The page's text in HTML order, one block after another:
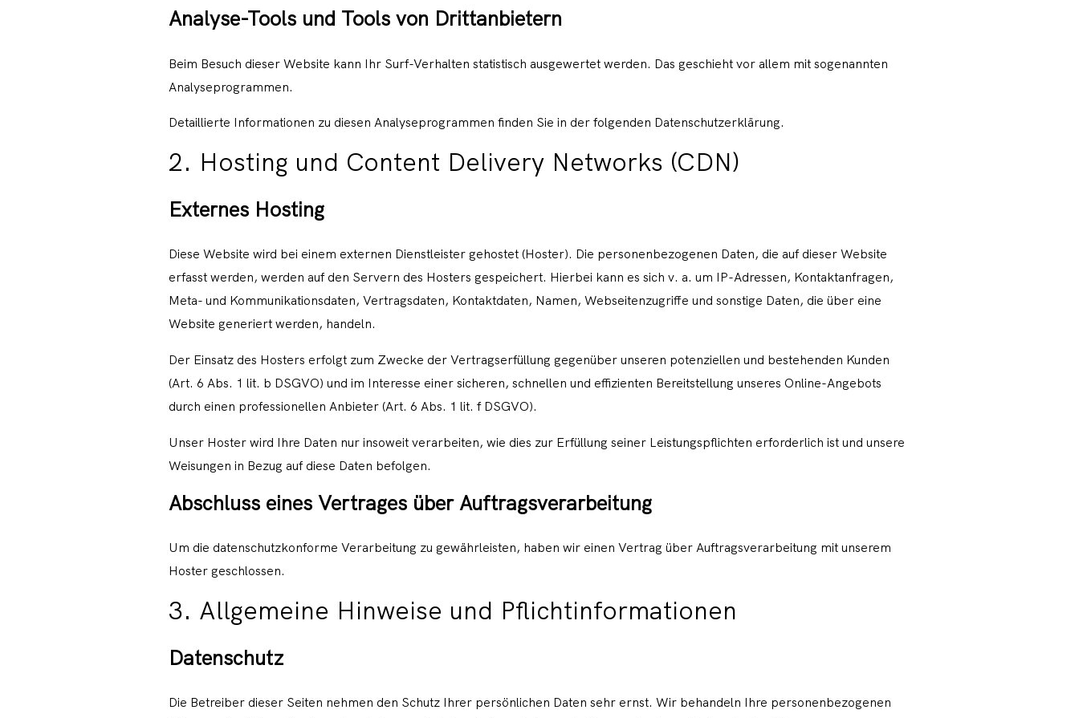
Analyse-Tools und Tools von Drittanbietern
Beim Besuch dieser Website kann Ihr Surf-Verhalten statistisch ausgewertet werden. Das geschieht vor allem mit sogenannten
Analyseprogrammen.
Detaillierte Informationen zu diesen Analyseprogrammen finden Sie in der folgenden Datenschutzerklärung.
2. Hosting und Content Delivery Networks (CDN)
Externes Hosting
Diese Website wird bei einem externen Dienstleister gehostet (Hoster). Die personenbezogenen Daten, die auf dieser Website
erfasst werden, werden auf den Servern des Hosters gespeichert. Hierbei kann es sich v. a. um IP-Adressen, Kontaktanfragen,
Meta- und Kommunikationsdaten, Vertragsdaten, Kontaktdaten, Namen, Webseitenzugriffe und sonstige Daten, die über eine
Website generiert werden, handeln.
Der Einsatz des Hosters erfolgt zum Zwecke der Vertragserfüllung gegenüber unseren potenziellen und bestehenden Kunden
(Art. 6 Abs. 1 lit. b DSGVO) und im Interesse einer sicheren, schnellen und effizienten Bereitstellung unseres Online-Angebots
durch einen professionellen Anbieter (Art. 6 Abs. 1 lit. f DSGVO).
Unser Hoster wird Ihre Daten nur insoweit verarbeiten, wie dies zur Erfüllung seiner Leistungspflichten erforderlich ist und unsere
Weisungen in Bezug auf diese Daten befolgen.
Abschluss eines Vertrages über Auftragsverarbeitung
Um die datenschutzkonforme Verarbeitung zu gewährleisten, haben wir einen Vertrag über Auftragsverarbeitung mit unserem
Hoster geschlossen.
3. Allgemeine Hinweise und Pflichtinformationen
Datenschutz
Die Betreiber dieser Seiten nehmen den Schutz Ihrer persönlichen Daten sehr ernst. Wir behandeln Ihre personenbezogenen